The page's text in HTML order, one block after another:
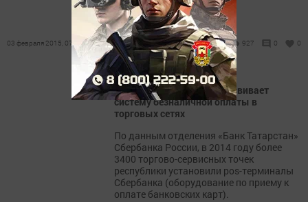
03 февраля 2015, 07:21 927 0 0
Сбербанк в Татарстане развивает
систему безналичной оплаты в
торговых сетях
По данным отделения «Банк Татарстан»
Сбербанка России, в 2014 году более
3400 торгово-сервисных точек
республики установили pos-терминалы
Сбербанка (оборудование по приему к
оплате банковских карт).